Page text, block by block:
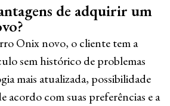
de adquirir um
Onix novo, o cliente tem a
sem histórico de problemas
mais atualizada, possibilidade
acordo com suas preferências e a